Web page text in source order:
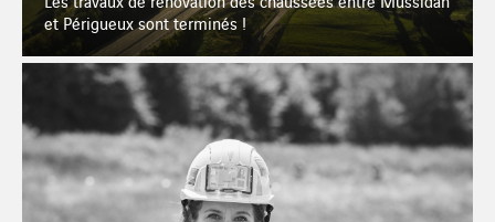
et Périgueux sont terminés !